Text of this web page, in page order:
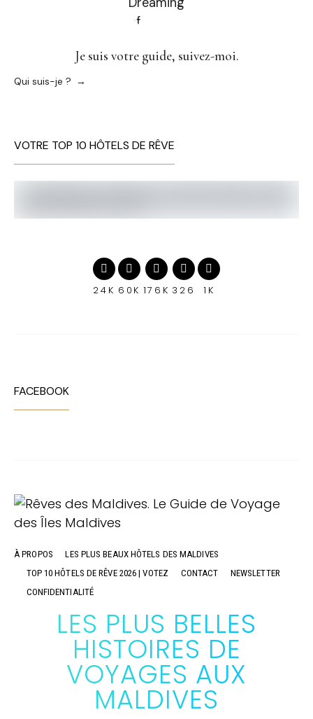
Je suis votre guide, suivez-moi.
Qui suis-je ?
VOTRE TOP 10 HÔTELS DE RÊVE
24K 60K 176K 326 1K
FACEBOOK
À PROPOS
LES PLUS BEAUX HÔTELS DES MALDIVES
TOP 10 HÔTELS DE RÊVE 2026 | VOTEZ
CONTACT
NEWSLETTER
CONFIDENTIALITÉ
LES PLUS BELLES
HISTOIRES DE
VOYAGES AUX
MALDIVES